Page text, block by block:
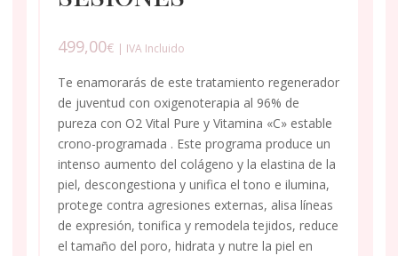
499,00€ | IVA Incluido
Te enamorarás de este tratamiento regenerador
de juventud con oxigenoterapia al 96% de
pureza con O2 Vital Pure y Vitamina «C» estable
crono-programada . Este programa produce un
intenso aumento del colágeno y la elastina de la
piel, descongestiona y unifica el tono e ilumina,
protege contra agresiones externas, alisa líneas
de expresión, tonifica y remodela tejidos, reduce
el tamaño del poro, hidrata y nutre la piel en